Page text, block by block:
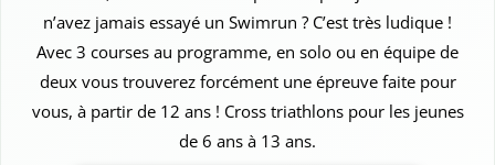
n’avez jamais essayé un Swimrun ? C’est très ludique !
Avec 3 courses au programme, en solo ou en équipe de
deux vous trouverez forcément une épreuve faite pour
vous, à partir de 12 ans ! Cross triathlons pour les jeunes
de 6 ans à 13 ans.